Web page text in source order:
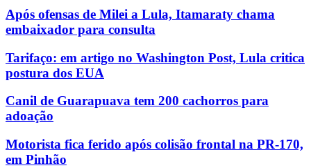
Após ofensas de Milei a Lula, Itamaraty chama
embaixador para consulta
Tarifaço: em artigo no Washington Post, Lula critica
postura dos EUA
Canil de Guarapuava tem 200 cachorros para
adoação
Motorista fica ferido após colisão frontal na PR-170,
em Pinhão